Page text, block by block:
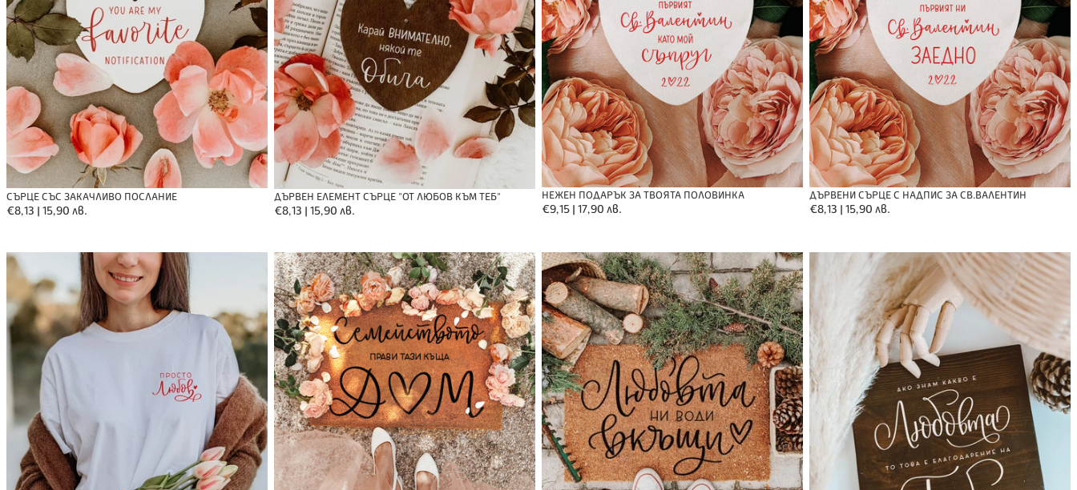
СЪРЦЕ СЪС ЗАКАЧЛИВО ПОСЛАНИЕ
Обичайна
€8,13 | 15,90 лв.
ДЪРВЕН ЕЛЕМЕНТ СЪРЦЕ "ОТ ЛЮБОВ КЪМ ТЕБ"
Обичайна
€8,13 | 15,90 лв.
НЕЖЕН ПОДАРЪК ЗА ТВОЯТА ПОЛОВИНКА
Обичайна
€9,15 | 17,90 лв.
ДЪРВЕНИ СЪРЦЕ С НАДПИС ЗА СВ.ВАЛЕНТИН
Обичайна
€8,13 | 15,90 лв.
Тениска
Просто
любов
Изтривалка
-
Семейството
прави
тази
къща
дом
Изтривалка
-
Любовта
ни
води
вкъщи
Дървена
Табела
с
Любовно
Послание